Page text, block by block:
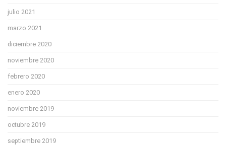
julio 2021
marzo 2021
diciembre 2020
noviembre 2020
febrero 2020
enero 2020
noviembre 2019
octubre 2019
septiembre 2019